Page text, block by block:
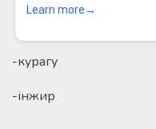
-курагу
-інжир